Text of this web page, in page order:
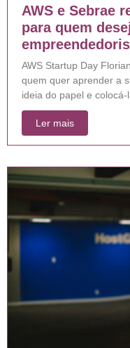
AWS e Sebrae
para quem
AWS Startup Day
quem quer aprender a
ideia do papel e
Ler mais